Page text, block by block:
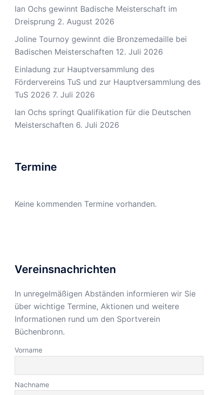
Ian Ochs gewinnt Badische Meisterschaft im
Dreisprung 2. August 2026
Joline Tournoy gewinnt die Bronzemedaille bei
Badischen Meisterschaften 12. Juli 2026
Einladung zur Hauptversammlung des
Fördervereins TuS und zur Hauptversammlung des
TuS 2026 7. Juli 2026
Ian Ochs springt Qualifikation für die Deutschen
Meisterschaften 6. Juli 2026
Termine
Keine kommenden Termine vorhanden.
Vereinsnachrichten
In unregelmäßigen Abständen informieren wir Sie
über wichtige Termine, Aktionen und weitere
Informationen rund um den Sportverein
Büchenbronn.
Vorname
Nachname